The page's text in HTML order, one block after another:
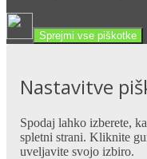
Sprejmi vse piškotke
Nastavitve
Spodaj lahko izberete,
spletni strani. Kliknite
uveljavite svojo izbiro.